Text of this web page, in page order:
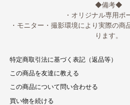
◆備考◆
・オリジナル専用ポ
・モニター・撮影環境により実際の商
ります。
特定商取引法に基づく表記（返品等）
この商品を友達に教える
この商品について問い合わせる
買い物を続ける